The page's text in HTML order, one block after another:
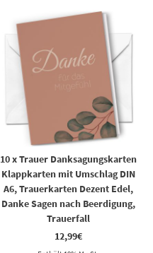
10 x Trauer Danksagungskarten
Klappkarten mit Umschlag DIN
A6, Trauerkarten Dezent Edel,
Danke Sagen nach Beerdigung,
Trauerfall
12,99€